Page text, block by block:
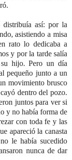
distribuía así: por la
asistiendo a misa
rato lo dedicaba a
y por la tarde salía
hijo. Pero un día
pequeño junto a un
movimiento brusco
dentro del pozo.
juntos para ver si
y no había forma de
con toda fe y las
apareció la canasta
le había sucedido
nunca de dar